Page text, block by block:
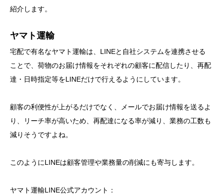
紹介します。
ヤマト運輸
宅配で有名なヤマト運輸は、LINEと自社システムを連携させる
ことで、荷物のお届け情報をそれぞれの顧客に配信したり、再配
達・日時指定等をLINEだけで行えるようにしています。
顧客の利便性が上がるだけでなく、メールでお届け情報を送るよ
り、リーチ率が高いため、再配達になる率が減り、業務の工数も
減りそうですよね。
このようにLINEは顧客管理や業務量の削減にも寄与します。
ヤマト運輸LINE公式アカウント：